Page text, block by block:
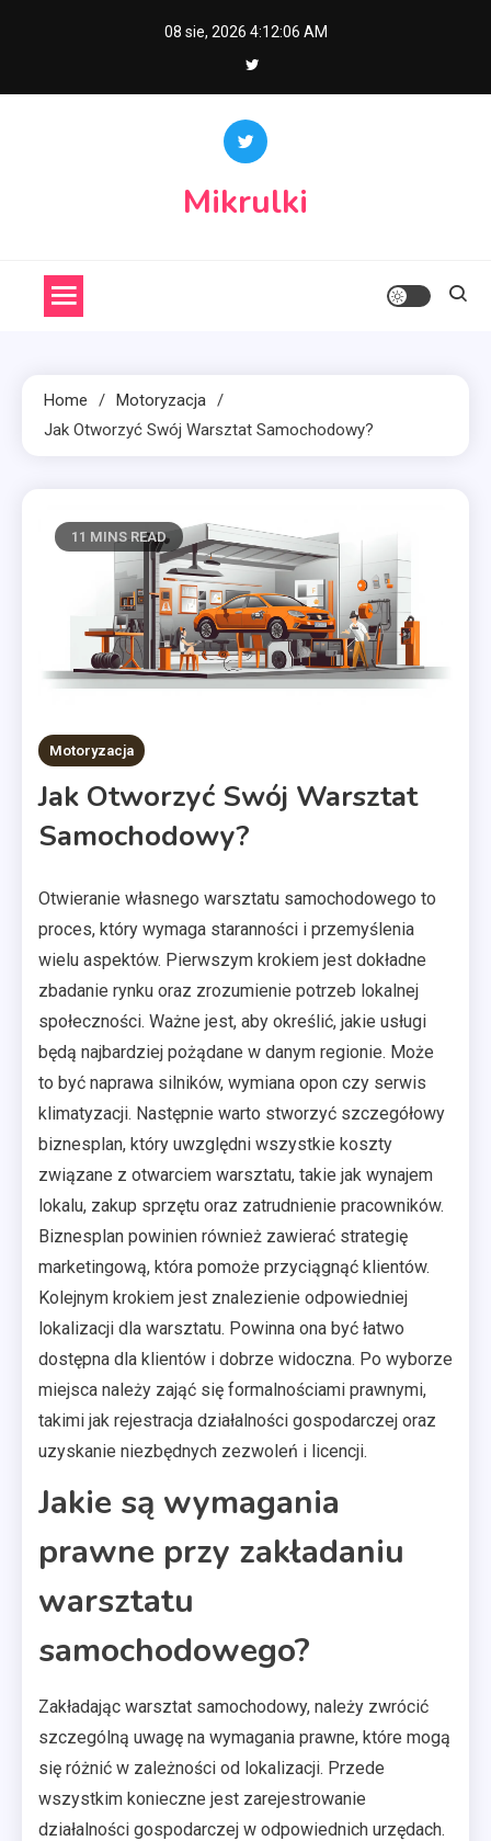
08 sie, 2026 4:12:07 AM
Mikrulki
Home
Motoryzacja
Jak Otworzyć Swój Warsztat Samochodowy?
11 MINS READ
Motoryzacja
Jak Otworzyć Swój Warsztat
Samochodowy?
Otwieranie własnego warsztatu samochodowego to
proces, który wymaga staranności i przemyślenia
wielu aspektów. Pierwszym krokiem jest dokładne
zbadanie rynku oraz zrozumienie potrzeb lokalnej
społeczności. Ważne jest, aby określić, jakie usługi
będą najbardziej pożądane w danym regionie. Może
to być naprawa silników, wymiana opon czy serwis
klimatyzacji. Następnie warto stworzyć szczegółowy
biznesplan, który uwzględni wszystkie koszty
związane z otwarciem warsztatu, takie jak wynajem
lokalu, zakup sprzętu oraz zatrudnienie pracowników.
Biznesplan powinien również zawierać strategię
marketingową, która pomoże przyciągnąć klientów.
Kolejnym krokiem jest znalezienie odpowiedniej
lokalizacji dla warsztatu. Powinna ona być łatwo
dostępna dla klientów i dobrze widoczna. Po wyborze
miejsca należy zająć się formalnościami prawnymi,
takimi jak rejestracja działalności gospodarczej oraz
uzyskanie niezbędnych zezwoleń i licencji.
Jakie są wymagania
prawne przy zakładaniu
warsztatu
samochodowego?
Zakładając warsztat samochodowy, należy zwrócić
szczególną uwagę na wymagania prawne, które mogą
się różnić w zależności od lokalizacji. Przede
wszystkim konieczne jest zarejestrowanie
działalności gospodarczej w odpowiednich urzędach.